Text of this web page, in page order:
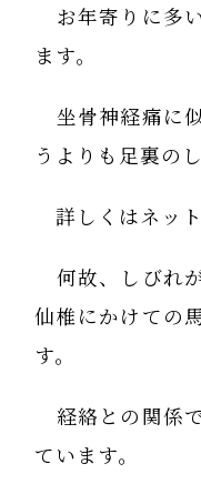
お年寄りに多
ます。
坐骨神経痛に
うよりも足裏の
詳しくはネッ
何故、しびれ
仙椎にかけての
す。
経絡との関係
ています。